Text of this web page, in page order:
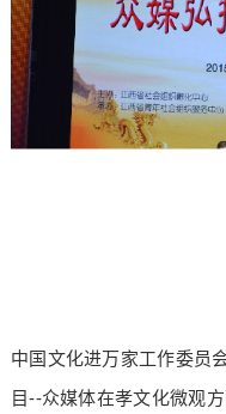
中国文化进万家工作委员
目--众媒体在孝文化微观